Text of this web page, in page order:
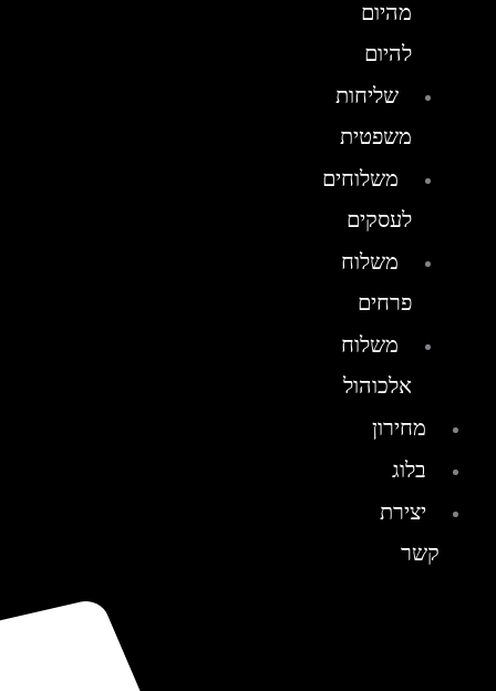
מהיום
להיום
שליחות
משפטית
משלוחים
לעסקים
משלוח
פרחים
משלוח
אלכוהול
מחירון
בלוג
יצירת